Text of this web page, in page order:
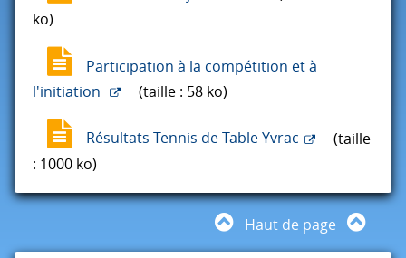
ko)
Participation à la compétition et à
l'initiation
(taille : 58 ko)
Résultats Tennis de Table Yvrac
(taille
: 1000 ko)
Haut de page